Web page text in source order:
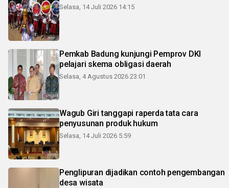
Selasa, 14 Juli 2026 14:15
Pemkab Badung kunjungi Pemprov DKI
pelajari skema obligasi daerah
Selasa, 4 Agustus 2026 23:01
Wagub Giri tanggapi raperda tata cara
penyusunan produk hukum
Selasa, 14 Juli 2026 5:59
Penglipuran dijadikan contoh pengembangan
desa wisata